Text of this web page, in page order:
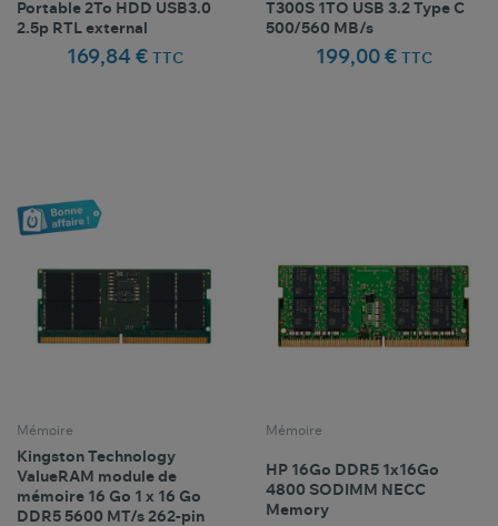
Portable 2To HDD USB3.0
2.5p RTL external
169,84 € TTC
T300S 1TO USB 3.2 Type C
500/560 MB/s
199,00 € TTC
Mémoire
Kingston Technology
ValueRAM module de
mémoire 16 Go 1 x 16 Go
DDR5 5600 MT/s 262-pin
Mémoire
HP 16Go DDR5 1x16Go
4800 SODIMM NECC
Memory